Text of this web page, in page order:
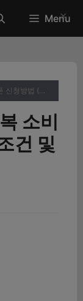
Menu
2025 구리시 민생회복 소비쿠폰 신청방법 (자격조건 및 지급기준 총정리)
소비
건 및
✕